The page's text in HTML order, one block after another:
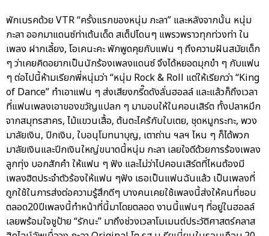
พักเบรคด้วย VTR “ครั้งแรกของหนุ่ม กะลา” และหลังจากนั้น หนุ่ม
กะลา ออกมาแดนซ์ท่าเต้นเด็ด สเต็ปโดนๆ แพรวพราวทุกท่วงท่า ใน
เพลง ฝากเลี้ยง, โอเคนะคะ พักพูดคุยกับแฟน ๆ ถึงความฝันสมัยเด็ก
ๆ ว่าเคยคิดอยากเป็นนักร้องเพลงแดนซ์ จึงได้หยอดมุกขำ ๆ กับแฟน
ๆ ต่อไปนี้ห้ามเรียกพี่หนุ่มว่า “หนุ่ม Rock & Roll แต่ให้เรียกว่า “King
of Dance” ทำเอาแฟน ๆ ส่งเสียงกรี๊ดดังลั่นฮอลล์ และแล้วก็ถึงเวลา
ที่แฟนเพลงเอาของขวัญแปลก ๆ มามอบให้ในคอนเสิร์ต ทั้งปลาหมึก
จากสมุทรสาคร, ไม้แขวนเสื้อ, ต้นตะไคร้กับใบเตย, ชุดหมูกระทะ, พวง
มาลัยเงิน, ปีกเงิน, ใบอนุโมทนาบุญ, เตาถ่าน ฯลฯ ไหน ๆ ก็ได้พวก
มาลัยเงินและปีกเงินใหญ่ขนาดนี้หนุ่ม กะลา เลยใจดีด้วยการร้องเพลง
ลูกทุ่ง บอกสักคำ ให้แฟน ๆ ฟัง และไม่ว่าไปคอนเสิร์ตที่ไหนต้องมี
เพลงฮิตประจำตัวร้องให้แฟน ๆฟัง เธอเป็นแฟนฉันแล้ว เป็นเพลงที่
ถูกใช้ในการส่งต่อความรู้สึกดีๆ บางคนเคยใช้เพลงนี้ส่งให้คนที่ชอบ
ตลอด20ปีเพลงนี้ทำหน้าที่นี้มาโดยตลอด งานนี้แฟนๆ ที่อยู่ในฮอลล์
เลยพร้อมใจชูป้าย “รักนะ” มาถึงช่วงเวลาโมเมนต์ประวัติศาสตร์คลาส